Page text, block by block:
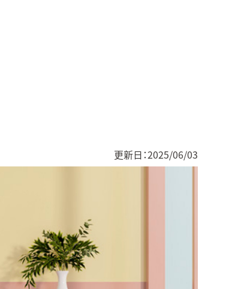
更新日：2025/06/03